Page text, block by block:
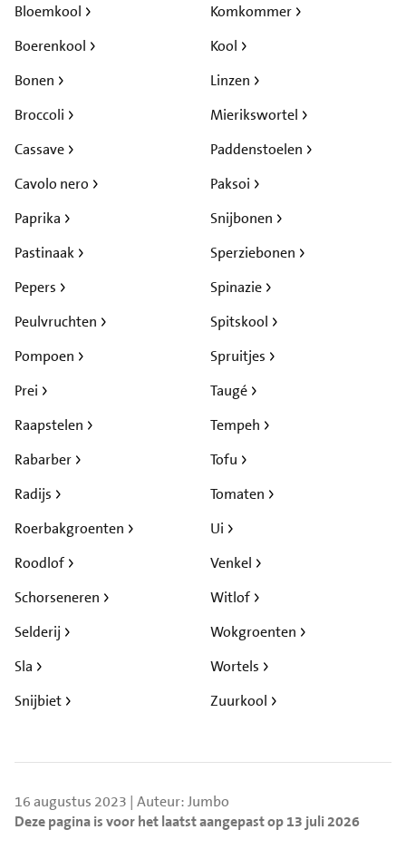
Bloemkool
Boerenkool
Bonen
Broccoli
Cassave
Cavolo nero
Komkommer
Kool
Linzen
Mierikswortel
Paddenstoelen
Paksoi
Paprika
Pastinaak
Pepers
Peulvruchten
Pompoen
Prei
Raapstelen
Rabarber
Radijs
Roerbakgroenten
Roodlof
Schorseneren
Selderij
Sla
Snijbiet
Snijbonen
Sperziebonen
Spinazie
Spitskool
Spruitjes
Taugé
Tempeh
Tofu
Tomaten
Ui
Venkel
Witlof
Wokgroenten
Wortels
Zuurkool
16 augustus 2023 | Auteur: Jumbo
Deze pagina is voor het laatst aangepast op 13 juli 2026